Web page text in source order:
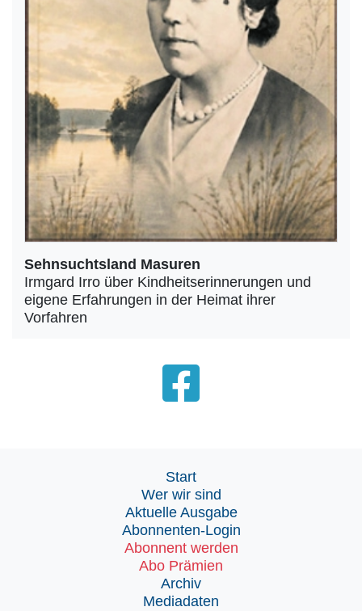
Sehnsuchtsland Masuren
Irmgard Irro über Kindheitserinnerungen und
eigene Erfahrungen in der Heimat ihrer
Vorfahren
Start
Wer wir sind
Aktuelle Ausgabe
Abonnenten-Login
Abonnent werden
Abo Prämien
Archiv
Mediadaten